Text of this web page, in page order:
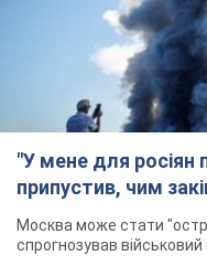
"У мене для росіян
припустив, чим
Москва може стати
спрогнозував військовий